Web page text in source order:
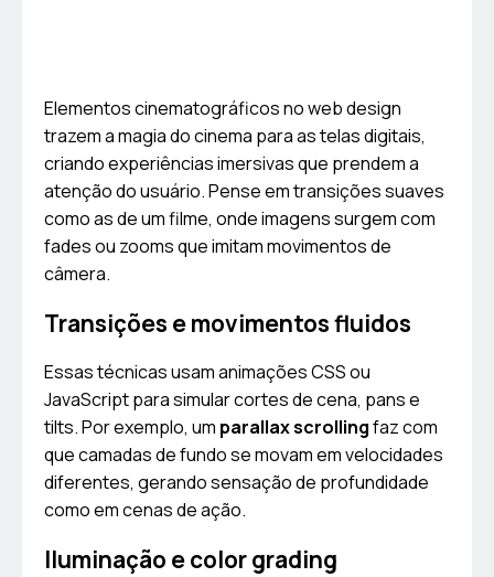
Elementos cinematográficos no web design
trazem a magia do cinema para as telas digitais,
criando experiências imersivas que prendem a
atenção do usuário. Pense em transições suaves
como as de um filme, onde imagens surgem com
fades ou zooms que imitam movimentos de
câmera.
Transições e movimentos fluidos
Essas técnicas usam animações CSS ou
JavaScript para simular cortes de cena, pans e
tilts. Por exemplo, um parallax scrollingfaz com
que camadas de fundo se movam em velocidades
diferentes, gerando sensação de profundidade
como em cenas de ação.
Iluminação e color grading